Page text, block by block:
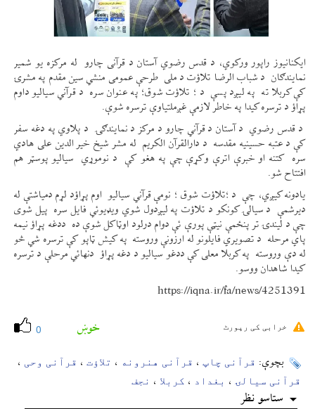
ایکنانیوز راپور ورکوي، د قدس رضوي آستان د قرآنی چارو له مرکزه یو شمیر
نمایندګان د شباب الرضا تلاؤت د ملی طرحې عمومی منشي سین مقدم په مشرۍ
کې کربلا ته په لیږد پسې د ؛ تلاؤت شوق؛ په عنوان سره د قرآني سیالیو داوم
پړاؤ د ترسره کیدا په خاطر لازمې غږملتیاوې ترسره شوې.
د قدس رضوي د آستان د قرآني چارو د مرکز د نمایندګۍ د پلاوي په دغه سفر
کې د عتبه حسینیه مقدسه د دارالقرآن الکریم له مشر شیخ خیر الدین علی هادي
سره کتنه او خبرې اترې وکړې چې په هغو کې د نوموړي سیالیو پوسټر هم
افتتاح شو.
یادونه کیږي، چې د ؛تلاؤت شوق ؛ نومې قرآني سیالیو اوم پړاؤد لړم دمیاشتې له
دیرشمې د سیالۍ کونکو د تلاؤت په لیږدول شوي ویډیوئي فایل سره پیل شوی
چې د لیندۍ تر پنځمې نیټې پورې ئې دوام درلود اوټاکل شوې ده ددغه پړاؤ نیمه
پاي مرحله د تصویري فایلونو له ارزونې وروسته په کیش ټاپو کې ترسره شي څو
له دې وروسته په کربلا معلی کې ددغو سیالیو د دغه پړاؤ دنهائي مرحلې د ترسره
کیدا شاهدان ووسو.
https://iqna.ir/fa/news/4251391
0 خوښ خرابی کی رپورٹ
بچوې: قرآنی چاپ ، قرآنی هنرونه ، تلاؤت ، قرآنی وحی ،
قرآنی سیالۍ ، بغداد ، کربلا ، نجف
ستاسو نظر